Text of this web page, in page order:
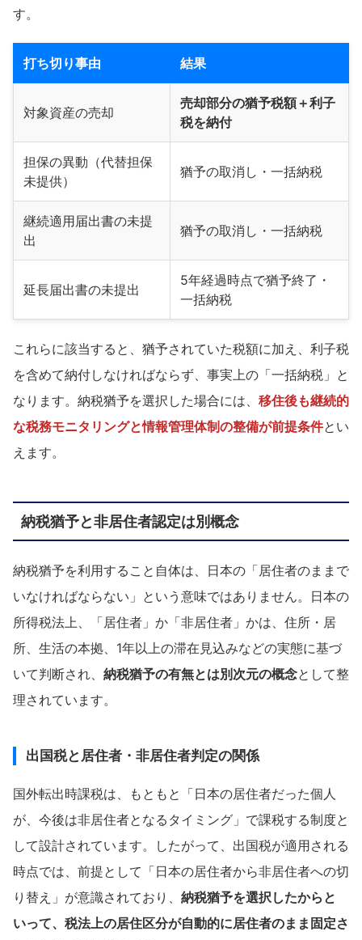
す。
打ち切り事由 結果
対象資産の売却
売却部分の猶予税額＋利子
税を納付
担保の異動（代替担保
未提供）
猶予の取消し・一括納税
継続適用届出書の未提
出
猶予の取消し・一括納税
延長届出書の未提出
5年経過時点で猶予終了・
一括納税
これらに該当すると、猶予されていた税額に加え、利子税
を含めて納付しなければならず、事実上の「一括納税」と
なります。納税猶予を選択した場合には、 移住後も継続的
な税務モニタリングと情報管理体制の整備が前提条件とい
えます。
納税猶予と非居住者認定は別概念
納税猶予を利用すること自体は、日本の「居住者のままで
いなければならない」という意味ではありません。日本の
所得税法上、「居住者」か「非居住者」かは、住所・居
所、生活の本拠、1年以上の滞在見込みなどの実態に基づ
いて判断され、 納税猶予の有無とは別次元の概念として整
理されています。
出国税と居住者・非居住者判定の関係
国外転出時課税は、もともと「日本の居住者だった個人
が、今後は非居住者となるタイミング」で課税する制度と
して設計されています。したがって、出国税が適用される
時点では、前提として「日本の居住者から非居住者への切
り替え」が意識されており、 納税猶予を選択したからと
いって、税法上の居住区分が自動的に居住者のまま固定さ